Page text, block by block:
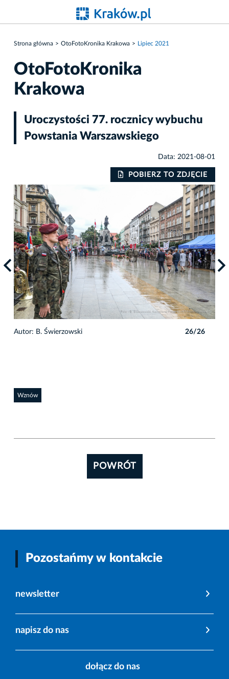
Strona główna OtoFotoKronika Krakowa Lipiec 2021
OtoFotoKronika
Krakowa
Uroczystości 77. rocznicy wybuchu
Powstania Warszawskiego
Data: 2021-08-01
POBIERZ TO ZDJĘCIE
Autor: B. Świerzowski 26/26
Wznów
POWRÓT
Pozostańmy w kontakcie
newsletter
napisz do nas
dołącz do nas